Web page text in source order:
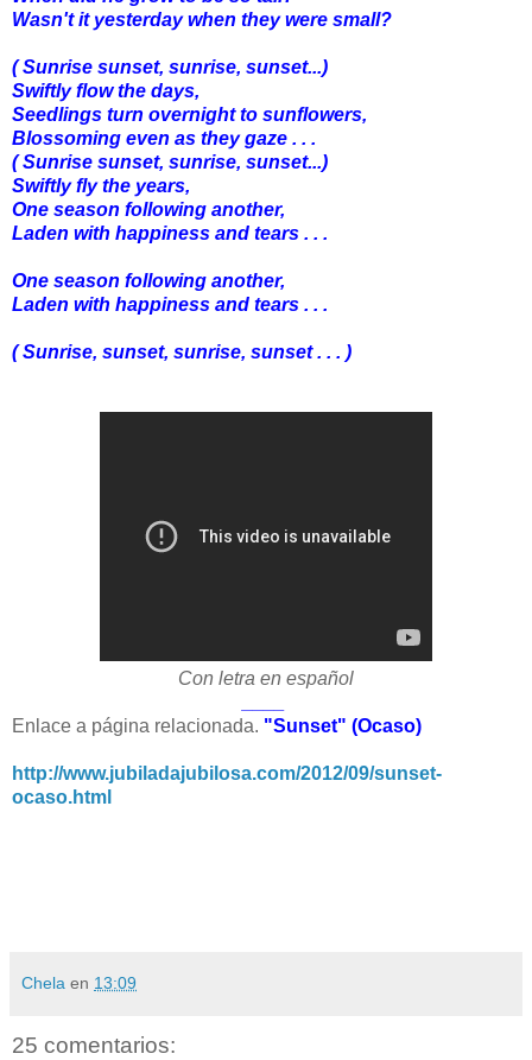
Wasn't it yesterday when they were small?
( Sunrise sunset, sunrise, sunset...)
Swiftly flow the days,
Seedlings turn overnight to sunflowers,
Blossoming even as they gaze . . .
( Sunrise sunset, sunrise, sunset...)
Swiftly fly the years,
One season following another,
Laden with happiness and tears . . .
One season following another,
Laden with happiness and tears . . .
( Sunrise, sunset, sunrise, sunset . . . )
Con letra en español
Enlace a página relacionada. "Sunset" (Ocaso)
http://www.jubiladajubilosa.com/2012/09/sunset-
ocaso.html
Chela en 13:09
25 comentarios: